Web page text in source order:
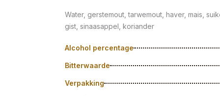
Water, gerstemout, tarwemout, haver, mais,
gist, sinaasappel, koriander
Alcohol percentage
Bitterwaarde
Verpakking